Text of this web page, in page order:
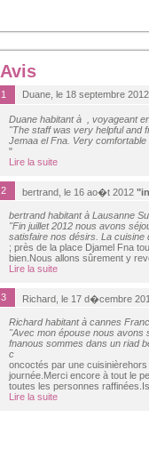
Avis
1 Duane, le 18 septembre 2012
Duane habitant à , voyageant
"The staff was very helpful and
Jemaa el Fna. Very comfortable
"
Lire la suite
2 bertrand, le 16 ao�t 2012
bertrand habitant à Lausanne
"Fin juillet 2012 nous avons
satisfaire nos désirs. La cuisine
; près de la place Djamel Fna
bien.Nous allons sûrement y
Lire la suite
3 Richard, le 17 d�cembre
Richard habitant à cannes
"Avec mon épouse nous avons
fnanous sommes dans un riad
c
oncoctés par une
journée.Merci encore à tout le
toutes les personnes
Lire la suite